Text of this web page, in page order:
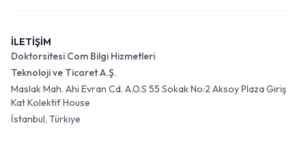
İLETİŞİM
Doktorsitesi Com Bilgi Hizmetleri
Teknoloji ve Ticaret A.Ş.
Maslak Mah. Ahi Evran Cd. A.O.S 55 Sokak No:2 Aksoy Plaza Giriş
Kat Kolektif House
İstanbul, Türkiye